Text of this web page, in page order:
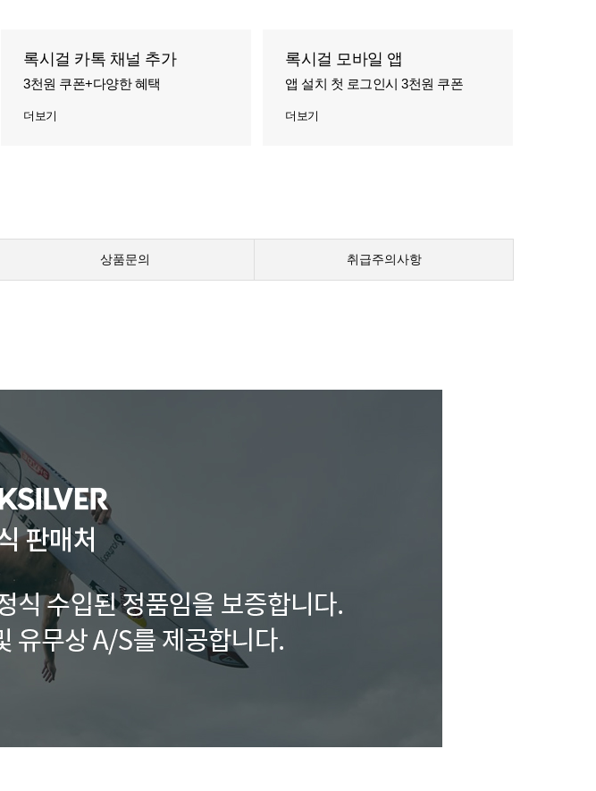
록시걸 카톡 채널 추가
3천원 쿠폰+다양한 혜택
더보기
록시걸 모바일 앱
앱 설치 첫 로그인시 3천원 쿠폰
더보기
상품문의 취급주의사항